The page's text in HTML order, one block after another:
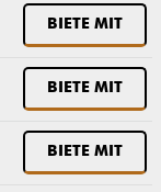
BIETE MIT
BIETE MIT
BIETE MIT